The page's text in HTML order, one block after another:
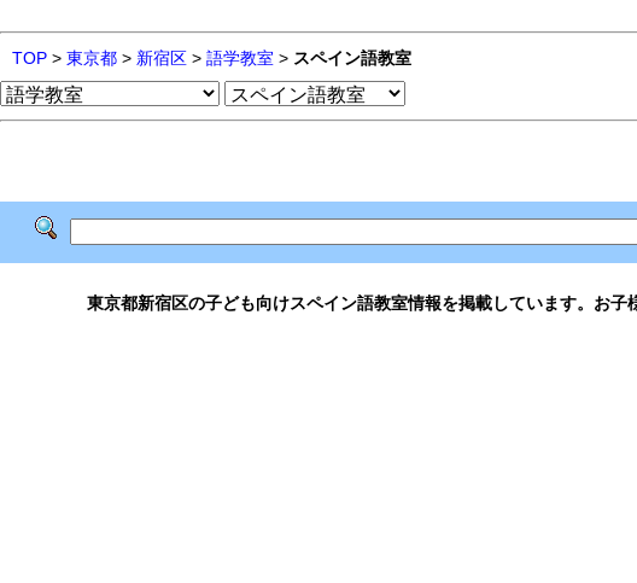
TOP > 東京都 > 新宿区 > 語学教室 > スペイン語教室
東京都新宿区の子ども向けスペイン語教室情報を掲載しています。お子